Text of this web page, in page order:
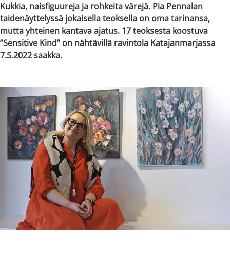
Kukkia, naisfiguureja ja rohkeita värejä. Pia Pennalan
taidenäyttelyssä jokaisella teoksella on oma tarinansa,
mutta yhteinen kantava ajatus. 17 teoksesta koostuva
”Sensitive Kind” on nähtävillä ravintola Katajanmarjassa
7.5.2022 saakka.